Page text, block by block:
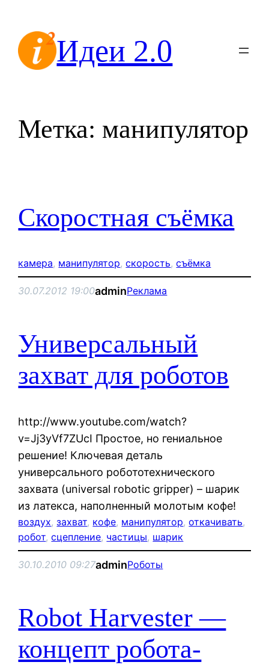
содержимомуИдеи 2.0
Метка: манипулятор
Скоростная съёмка
камера, манипулятор, скорость, съёмка
30.07.2012 19:00adminРеклама
Универсальный
захват для роботов
http://www.youtube.com/watch?
v=Jj3yVf7ZUcI Простое, но гениальное
решение! Ключевая деталь
универсального робототехнического
захвата (universal robotic gripper) – шарик
из латекса, наполненный молотым кофе!
воздух, захват, кофе, манипулятор, откачивать
робот, сцепление, частицы, шарик
30.10.2010 09:27adminРоботы
Robot Harvester —
концепт робота-